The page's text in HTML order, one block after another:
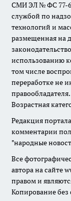
СМИ ЭЛ № ФС 77-
службой по
технологий и
размещенная на
использованию
том числе
переработке не
правообладателя.
Возрастная
Редакция
комментарии
"народные
Все
автора на сайте
правом и
Копирование без